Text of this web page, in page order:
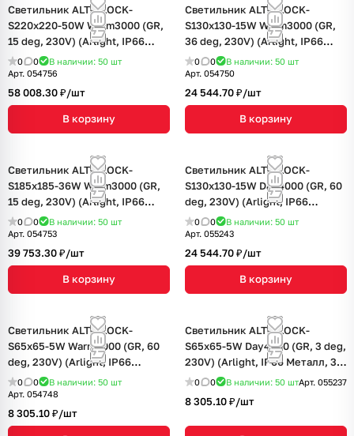
Светильник ALT-BLOCK-
S220x220-50W Warm3000 (GR,
15 deg, 230V) (Arlight, IP66
Металл, 3 года)
0 0 В наличии: 50 шт
Арт. 054756
58 008.30 ₽/шт
В корзину
Светильник ALT-BLOCK-
S130x130-15W Warm3000 (GR,
36 deg, 230V) (Arlight, IP66
Металл, 3 года)
0 0 В наличии: 50 шт
Арт. 054750
24 544.70 ₽/шт
В корзину
Светильник ALT-BLOCK-
S185x185-36W Warm3000 (GR,
15 deg, 230V) (Arlight, IP66
Металл, 3 года)
0 0 В наличии: 50 шт
Арт. 054753
39 753.30 ₽/шт
В корзину
Светильник ALT-BLOCK-
S130x130-15W Day4000 (GR, 60
deg, 230V) (Arlight, IP66
Металл, 3 года)
0 0 В наличии: 50 шт
Арт. 055243
24 544.70 ₽/шт
В корзину
Светильник ALT-BLOCK-
S65x65-5W Warm3000 (GR, 60
deg, 230V) (Arlight, IP66
Металл, 3 года)
0 0 В наличии: 50 шт
Арт. 054748
8 305.10 ₽/шт
Светильник ALT-BLOCK-
S65x65-5W Day4000 (GR, 3 deg,
230V) (Arlight, IP66 Металл, 3
года)
0 0 В наличии: 50 штАрт. 055237
8 305.10 ₽/шт